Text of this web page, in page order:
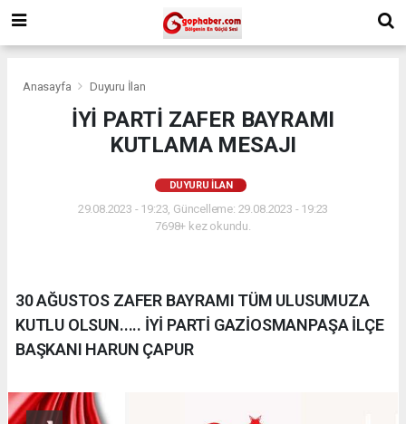
Anasayfa Duyuru İlan
İYİ PARTİ ZAFER BAYRAMI
KUTLAMA MESAJI
DUYURU İLAN
29.08.2023 - 19:23, Güncelleme: 29.08.2023 - 19:23
7698+ kez okundu.
30 AĞUSTOS ZAFER BAYRAMI TÜM ULUSUMUZA
KUTLU OLSUN..... İYİ PARTİ GAZİOSMANPAŞA İLÇE
BAŞKANI HARUN ÇAPUR